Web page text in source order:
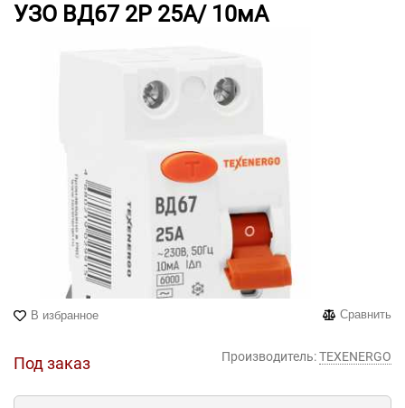
УЗО ВД67 2Р 25А/ 10мА
В избранное Сравнить
Под заказ Производитель:TEXENERGO